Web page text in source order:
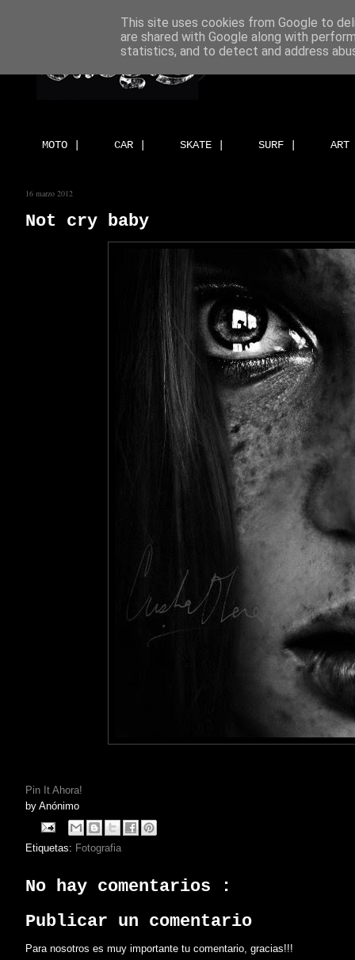
MOTO | CAR | SKATE | SURF |
16 marzo 2012
Not cry baby
Pin It Ahora!
by Anónimo
Etiquetas: Fotografia
No hay comentarios :
Publicar un comentario
Para nosotros es muy importante tu comentario, gracias!!!
This site uses cookies from Google to
are shared with Google along with
statistics, and to detect and address